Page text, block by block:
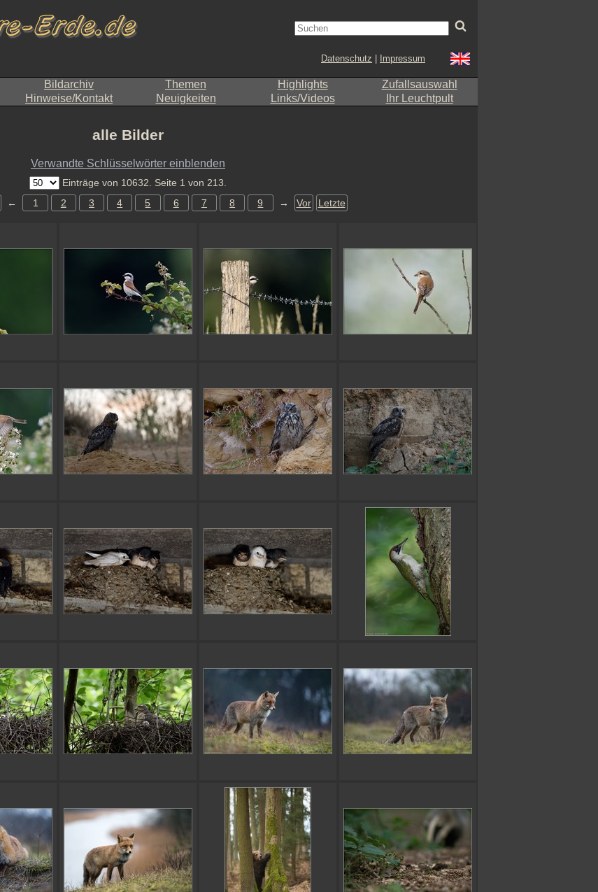
Datenschutz Impressum
Bildarchiv Themen Highlights
Zufallsauswahl
Hinweise/Kontakt Neuigkeiten Links/Videos Ihr Leuchtpult
alle Bilder
Verwandte Schlüsselwörter einblenden
Einträge von 10632. Seite 1 von 213.
← 1 2 3 4 5 6 7 8 9 → Vor Letzte